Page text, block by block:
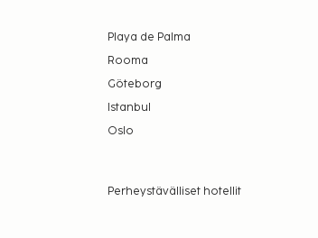
Playa de Palma
Rooma
Göteborg
Istanbul
Oslo
Perheystävälliset hotellit